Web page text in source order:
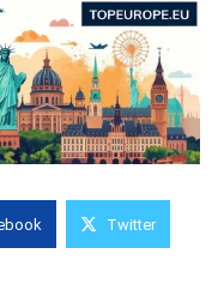
Twitter